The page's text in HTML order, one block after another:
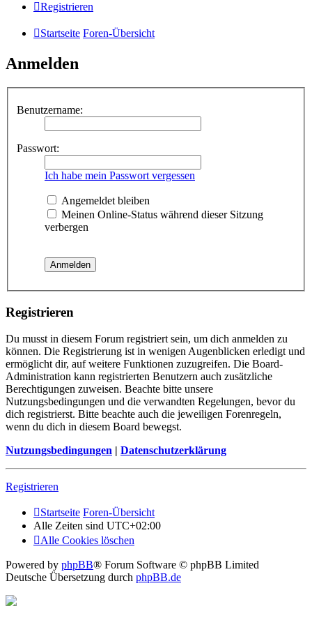
Registrieren
Startseite Foren-Übersicht
Anmelden
Benutzername:
Passwort:
Ich habe mein Passwort vergessen
Angemeldet bleiben
Meinen Online-Status während dieser Sitzung
verbergen
Registrieren
Du musst in diesem Forum registriert sein, um dich anmelden zu
können. Die Registrierung ist in wenigen Augenblicken erledigt und
ermöglicht dir, auf weitere Funktionen zuzugreifen. Die Board-
Administration kann registrierten Benutzern auch zusätzliche
Berechtigungen zuweisen. Beachte bitte unsere
Nutzungsbedingungen und die verwandten Regelungen, bevor du
dich registrierst. Bitte beachte auch die jeweiligen Forenregeln,
wenn du dich in diesem Board bewegst.
Nutzungsbedingungen | Datenschutzerklärung
Registrieren
Startseite Foren-Übersicht
Alle Zeiten sind UTC+02:00
Alle Cookies löschen
Powered by phpBB® Forum Software © phpBB Limited
Deutsche Übersetzung durch phpBB.de